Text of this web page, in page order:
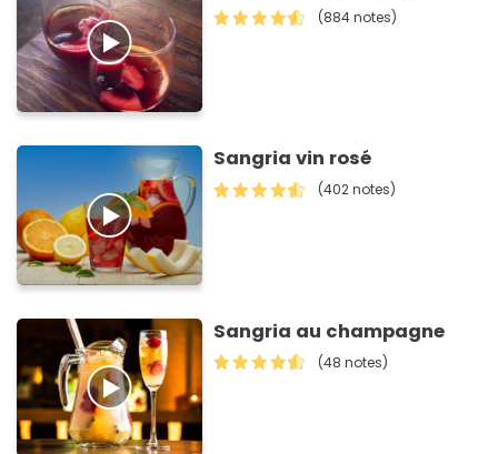
(884 notes)
Sangria vin rosé
(402 notes)
Sangria au champagne
(48 notes)